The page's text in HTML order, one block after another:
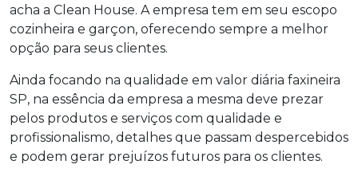
acha a Clean House. A empresa tem em seu escopo
cozinheira e garçon, oferecendo sempre a melhor
opção para seus clientes.
Ainda focando na qualidade em valor diária faxineira
SP, na essência da empresa a mesma deve prezar
pelos produtos e serviços com qualidade e
profissionalismo, detalhes que passam despercebidos
e podem gerar prejuízos futuros para os clientes.